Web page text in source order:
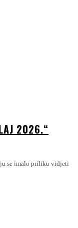
2026.“
se imalo priliku vidjeti